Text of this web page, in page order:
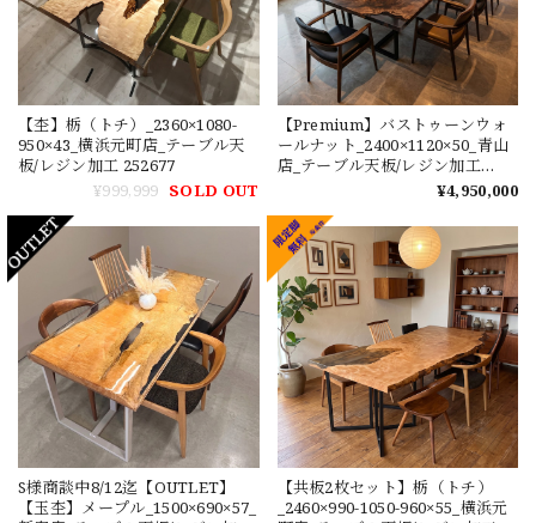
【杢】栃（トチ）_2360×1080-
950×43_横浜元町店_テーブル天
板/レジン加工 252677
¥999,999 SOLD OUT
【Premium】バストゥーンウォ
ールナット_2400×1120×50_青山
店_テーブル天板/レジン加工
¥4,950,000
S様商談中8/12迄【OUTLET】
【玉杢】メープル_1500×690×57_
【共板2枚セット】栃（トチ）
_2460×990-1050-960×55_横浜元